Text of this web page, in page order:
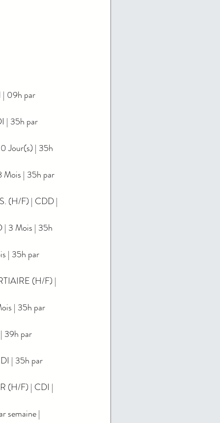
09h par
| 35h par
Jour(s) | 35h
| 35h par
(H/F) | CDD |
3 Mois | 35h
| 35h par
(H/F) |
| 35h par
39h par
| 35h par
(H/F) | CDI |
semaine |